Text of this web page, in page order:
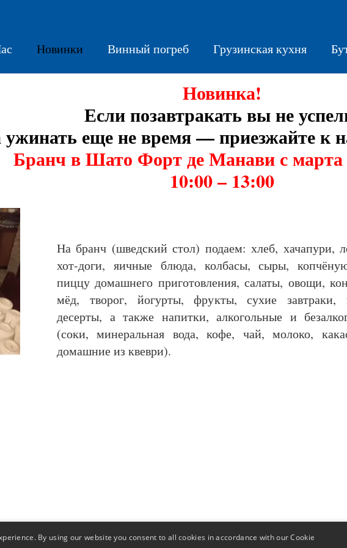
Новинки Винный погреб Грузинская кухня
Новинка!
Если позавтракать вы не
ужинать еще не время — приезжайте к
Бранч в Шато Форт де Манави с марта
10:00 – 13:00
На бранч (шведский стол) подаем: хлеб, хачапури,
хот-доги, яичные блюда, колбасы, сыры,
пиццу домашнего приготовления, салаты, овощи,
мёд, творог, йогурты, фрукты, сухие завтраки,
десерты, а также напитки, алкогольные и
(соки, минеральная вода, кофе, чай, молоко,
домашние из квеври).
By using our website you consent to all cookies in accordance with our Cookie